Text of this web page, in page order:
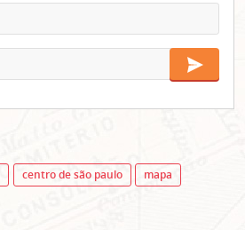
centro de são paulo
mapa